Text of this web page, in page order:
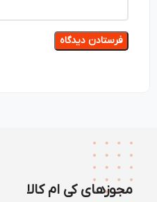
مجوزهای کی ام کالا